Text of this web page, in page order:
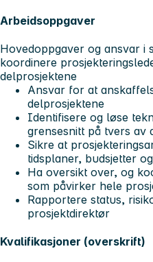
Arbeidsoppgaver
Hovedoppgaver og ansvar i
koordinere
delprosjektene
Ansvar for at
delprosjektene
Identifisere og løse
grensesnitt på tvers av
Sikre at
tidsplaner, budsjetter
Ha oversikt over, og
som påvirker hele
Rapportere status,
prosjektdirektør
Kvalifikasjoner (overskrift)